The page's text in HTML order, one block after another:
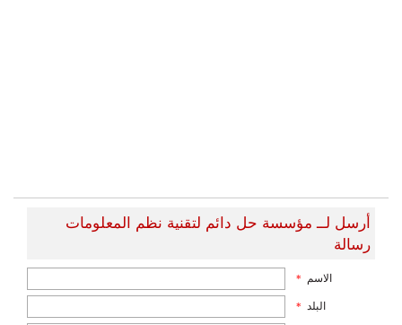
أرسل لــ مؤسسة حل دائم لتقنية نظم المعلومات
رسالة
الاسم *
البلد *